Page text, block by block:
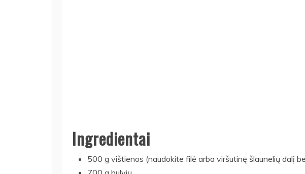
Ingredientai
500 g vištienos (naudokite filė arba viršutinę šlaunelių dalį